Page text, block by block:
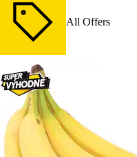
All Offers